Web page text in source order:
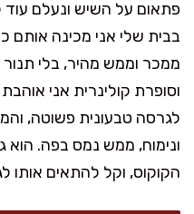
פתאום על השיש ונעלם עוד
בבית שלי אני מכינה
ממכר וממש מהיר, בלי תנור
וסופרת קולינרית אני
לגרסה טבעונית פשוטה,
ונימוח, ממש נמס בפה. הוא
הקוקוס, וקל להתאים אותו